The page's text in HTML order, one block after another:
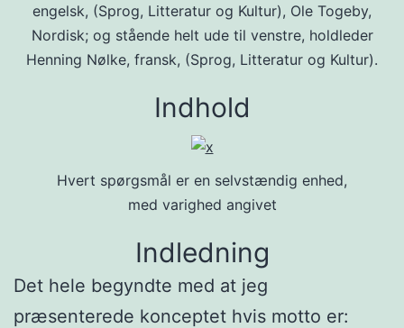
engelsk, (Sprog, Litteratur og Kultur), Ole Togeby,
Nordisk; og stående helt ude til venstre, holdleder
Henning Nølke, fransk, (Sprog, Litteratur og Kultur).
Indhold
Hvert spørgsmål er en selvstændig enhed,
med varighed angivet
Indledning
Det hele begyndte med at jeg
præsenterede konceptet hvis motto er: